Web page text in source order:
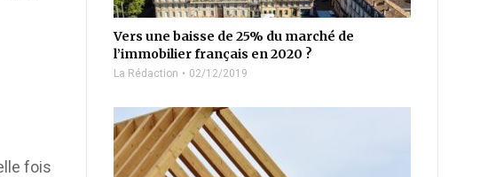
fois
Vers une baisse de 25% du marché de
l’immobilier français en 2020 ?
La Rédaction 02/12/2019